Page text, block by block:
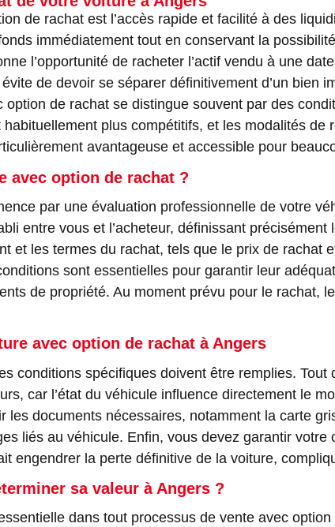
de rachat est l’accès rapide et facilité à des
immédiatement tout en conservant la
l’opportunité de racheter l’actif vendu à une
de devoir se séparer définitivement d’un bien
de rachat se distingue souvent par des
plus compétitifs, et les modalités
avantageuse et accessible pour
avec option de rachat ?
par une évaluation professionnelle de votre
entre vous et l’acheteur, définissant
et les termes du rachat, tels que le prix de rachat
sont essentielles pour garantir leur
de propriété. Au moment prévu pour le rachat,
avec option de rachat à Angers
conditions spécifiques doivent être remplies. Tout
car l’état du véhicule influence directement le
les documents nécessaires, notamment la carte
liés au véhicule. Enfin, vous devez garantir
engendrer la perte définitive de la voiture,
sa valeur à Angers ?
dans tout processus de vente avec